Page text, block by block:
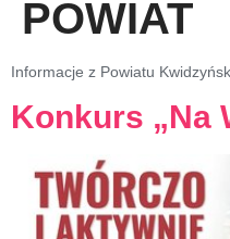
POWIAT
Informacje z Powiatu
Konkurs „Na